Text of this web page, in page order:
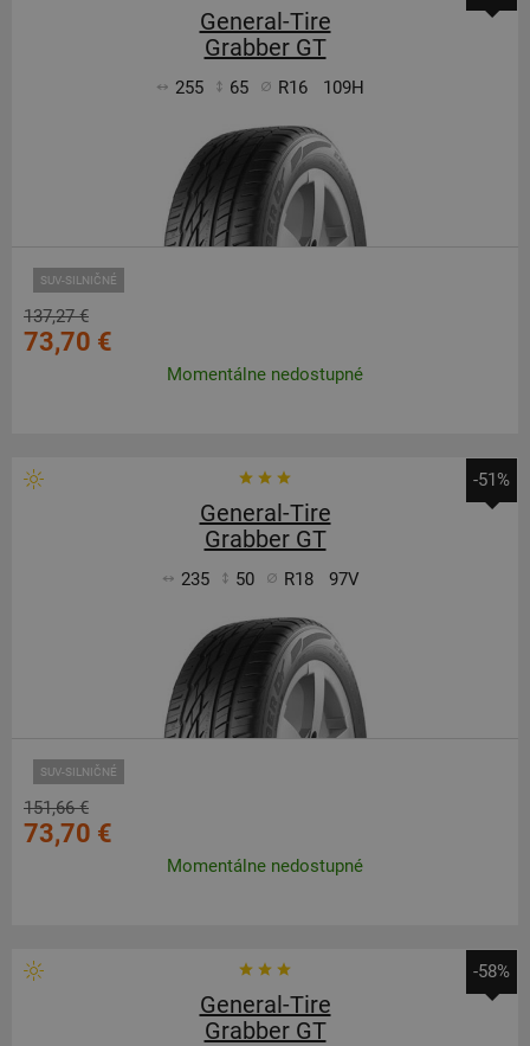
General-Tire
Grabber GT
255 65 R16 109H
SUV-SILNIČNÉ
137,27 €
73,70 €
Momentálne nedostupné
-51%
General-Tire
Grabber GT
235 50 R18 97V
SUV-SILNIČNÉ
151,66 €
73,70 €
Momentálne nedostupné
-58%
General-Tire
Grabber GT